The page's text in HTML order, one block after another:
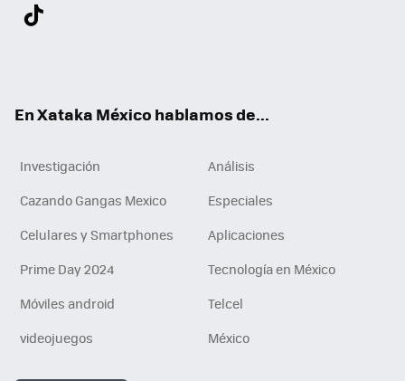
En Xataka México hablamos de...
Investigación
Análisis
Cazando Gangas Mexico
Especiales
Celulares y Smartphones
Aplicaciones
Prime Day 2024
Tecnología en México
Móviles android
Telcel
videojuegos
México